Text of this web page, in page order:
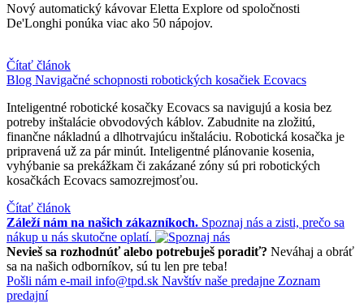
Nový automatický kávovar Eletta Explore od spoločnosti
De'Longhi ponúka viac ako 50 nápojov.
Čítať článok
Blog Navigačné schopnosti robotických kosačiek Ecovacs
Inteligentné robotické kosačky Ecovacs sa navigujú a kosia bez
potreby inštalácie obvodových káblov. Zabudnite na zložitú,
finančne nákladnú a dlhotrvajúcu inštaláciu. Robotická kosačka je
pripravená už za pár minút. Inteligentné plánovanie kosenia,
vyhýbanie sa prekážkam či zakázané zóny sú pri robotických
kosačkách Ecovacs samozrejmosťou.
Čítať článok
Záleží nám na našich zákazníkoch. Spoznaj nás a zisti, prečo sa
nákup u nás skutočne oplatí.
Nevieš sa rozhodnúť alebo potrebuješ poradiť? Neváhaj a obráť
sa na našich odborníkov, sú tu len pre teba!
Pošli nám e-mail info@tpd.sk Navštív naše predajne Zoznam
predajní